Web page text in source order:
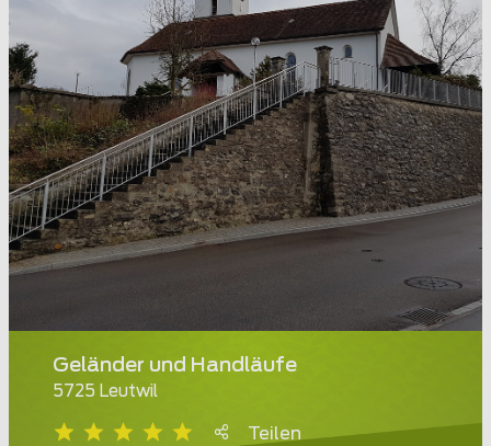
Geländer und Handläufe
5725 Leutwil
Teilen